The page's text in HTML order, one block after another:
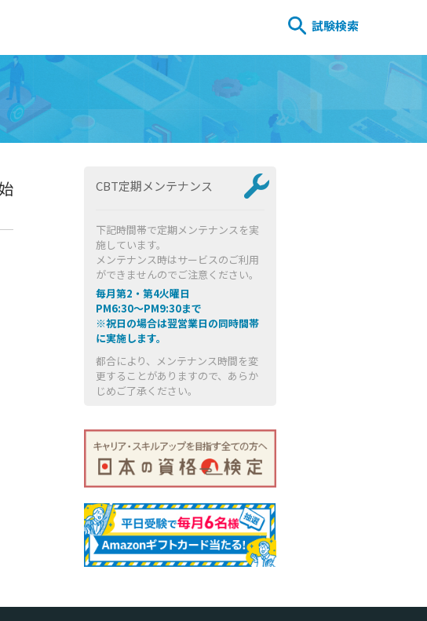
試験検索
CBT定期メンテナンス
下記時間帯で定期メンテナンスを実
施しています。
メンテナンス時はサービスのご利用
ができませんのでご注意ください。
毎月第2・第4火曜日
PM6:30～PM9:30まで
※祝日の場合は翌営業日の同時間帯
に実施します。
都合により、メンテナンス時間を変
更することがありますので、あらか
じめご了承ください。